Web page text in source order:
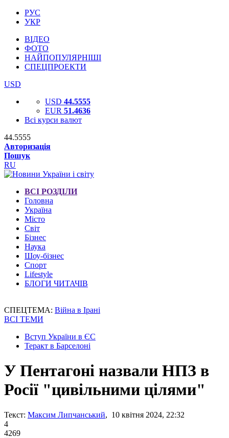
РУС
УКР
ВІДЕО
ФОТО
НАЙПОПУЛЯРНІШІ
СПЕЦПРОЕКТИ
USD
USD 44.5555
EUR 51.4636
Всі курси валют
44.5555
Авторизація
Пошук
RU
ВСІ РОЗДІЛИ
Головна
Україна
Місто
Світ
Бізнес
Наука
Шоу-бізнес
Спорт
Lifestyle
БЛОГИ ЧИТАЧІВ
СПЕЦТЕМА: Війна в Ірані
ВСІ ТЕМИ
Вступ України в ЄС
Теракт в Барселоні
У Пентагоні назвали НПЗ в
Росії "цивільними цілями"
Текст: Максим Липчанський, 10 квітня 2024, 22:32
4
4269